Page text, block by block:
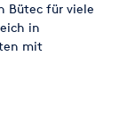
Bütec für viele
in
mit